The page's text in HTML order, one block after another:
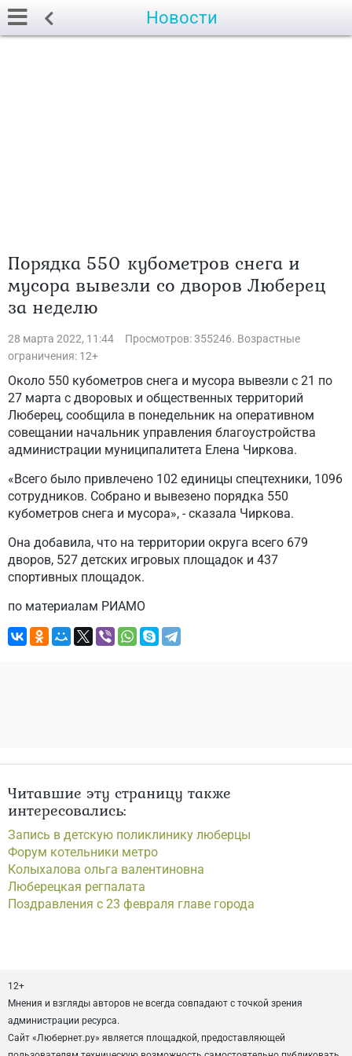
Новости
Порядка 550 кубометров снега и
мусора вывезли со дворов Люберец
за неделю
28 марта 2022, 11:44
Просмотров: 355246. Возрастные
ограничения: 12+
Около 550 кубометров снега и мусора вывезли с 21 по
27 марта с дворовых и общественных территорий
Люберец, сообщила в понедельник на оперативном
совещании начальник управления благоустройства
администрации муниципалитета Елена Чиркова.
«Всего было привлечено 102 единицы спецтехники, 1096
сотрудников. Собрано и вывезено порядка 550
кубометров снега и мусора», - сказала Чиркова.
Она добавила, что на территории округа всего 679
дворов, 527 детских игровых площадок и 437
спортивных площадок.
по материалам РИАМО
Читавшие эту страницу также
интересовались:
Запись в детскую поликлинику люберцы
Форум котельники метро
Колыхалова ольга валентиновна
Люберецкая регпалата
Поздравления с 23 февраля главе города
12+
Мнения и взгляды авторов не всегда совпадают с точкой зрения
администрации ресурса.
Сайт «Любернет.ру» является площадкой, предоставляющей